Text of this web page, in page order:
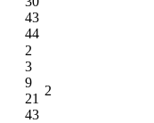
43
44
2
3
9
21
43
2